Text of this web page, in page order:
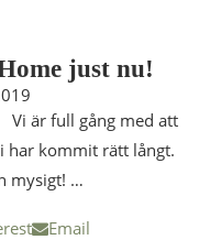
just nu!
Vi är full gång med att
har kommit rätt långt.
mysigt! …
Email